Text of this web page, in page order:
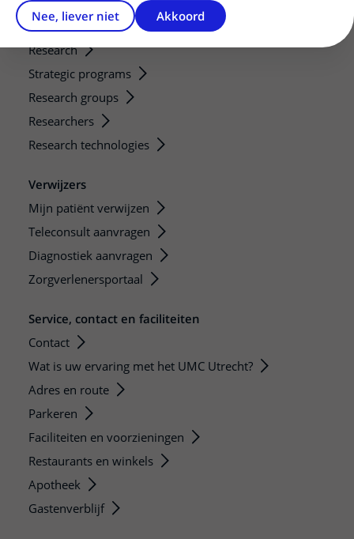
Stage en opleidingsplaatsen
Research
Strategic programs
Research groups
Researchers
Research technologies
Verwijzers
Mijn patiënt verwijzen
Teleconsult aanvragen
Diagnostiek aanvragen
Zorgverlenersportaal
Service, contact en faciliteiten
Contact
Wat is uw ervaring met het UMC Utrecht?
Adres en route
Parkeren
Faciliteiten en voorzieningen
Restaurants en winkels
Apotheek
Gastenverblijf
Nee, liever niet Akkoord